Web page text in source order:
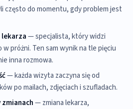
często do momentu, gdy problem jest
— specjalista, który widzi
próżni. Ten sam wynik na tle pięciu
inna rozmowa.
— każda wizyta zaczyna się od
po mailach, zdjęciach i szufladach.
zmianach— zmiana lekarza,